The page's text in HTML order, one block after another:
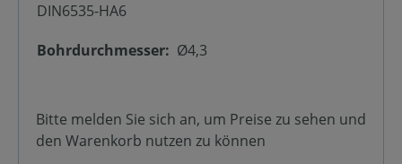
DIN6535-HA6
Bohrdurchmesser: Ø4,3
Bitte melden Sie sich an, um Preise zu sehen und
den Warenkorb nutzen zu können